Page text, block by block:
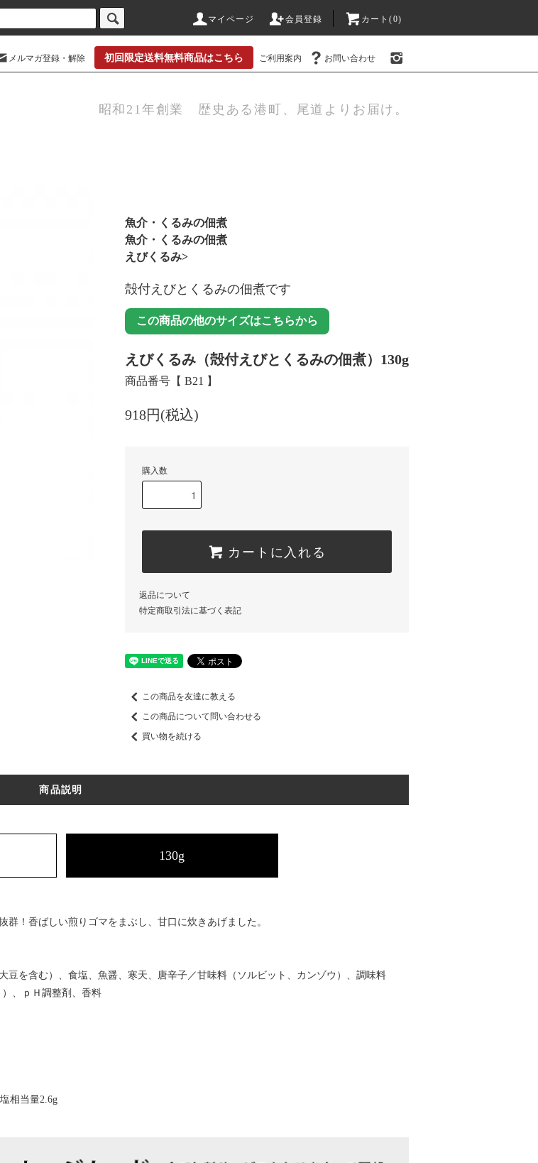
マイページ 会員登録 カート(0)
メルマガ登録・解除 初回限定送料無料商品はこちら ご利用案内 お問い合わせ
昭和21年創業 歴史ある港町、尾道よりお届け。
魚介・くるみの佃煮
魚介・くるみの佃煮
えびくるみ>
殻付えびとくるみの佃煮です
この商品の他のサイズはこちらから
えびくるみ（殻付えびとくるみの佃煮）130g
商品番号【 B21 】
918円(税込)
購入数
カートに入れる
返品について
特定商取引法に基づく表記
この商品を友達に教える
この商品について問い合わせる
買い物を続ける
商品説明
130g
！香ばしい煎りゴマをまぶし、甘口に炊きあげました。
豆を含む）、食塩、魚醤、寒天、唐辛子／甘味料（ソルビット、カンゾウ）、調味料
、ｐＨ調整剤、香料
相当量2.6g